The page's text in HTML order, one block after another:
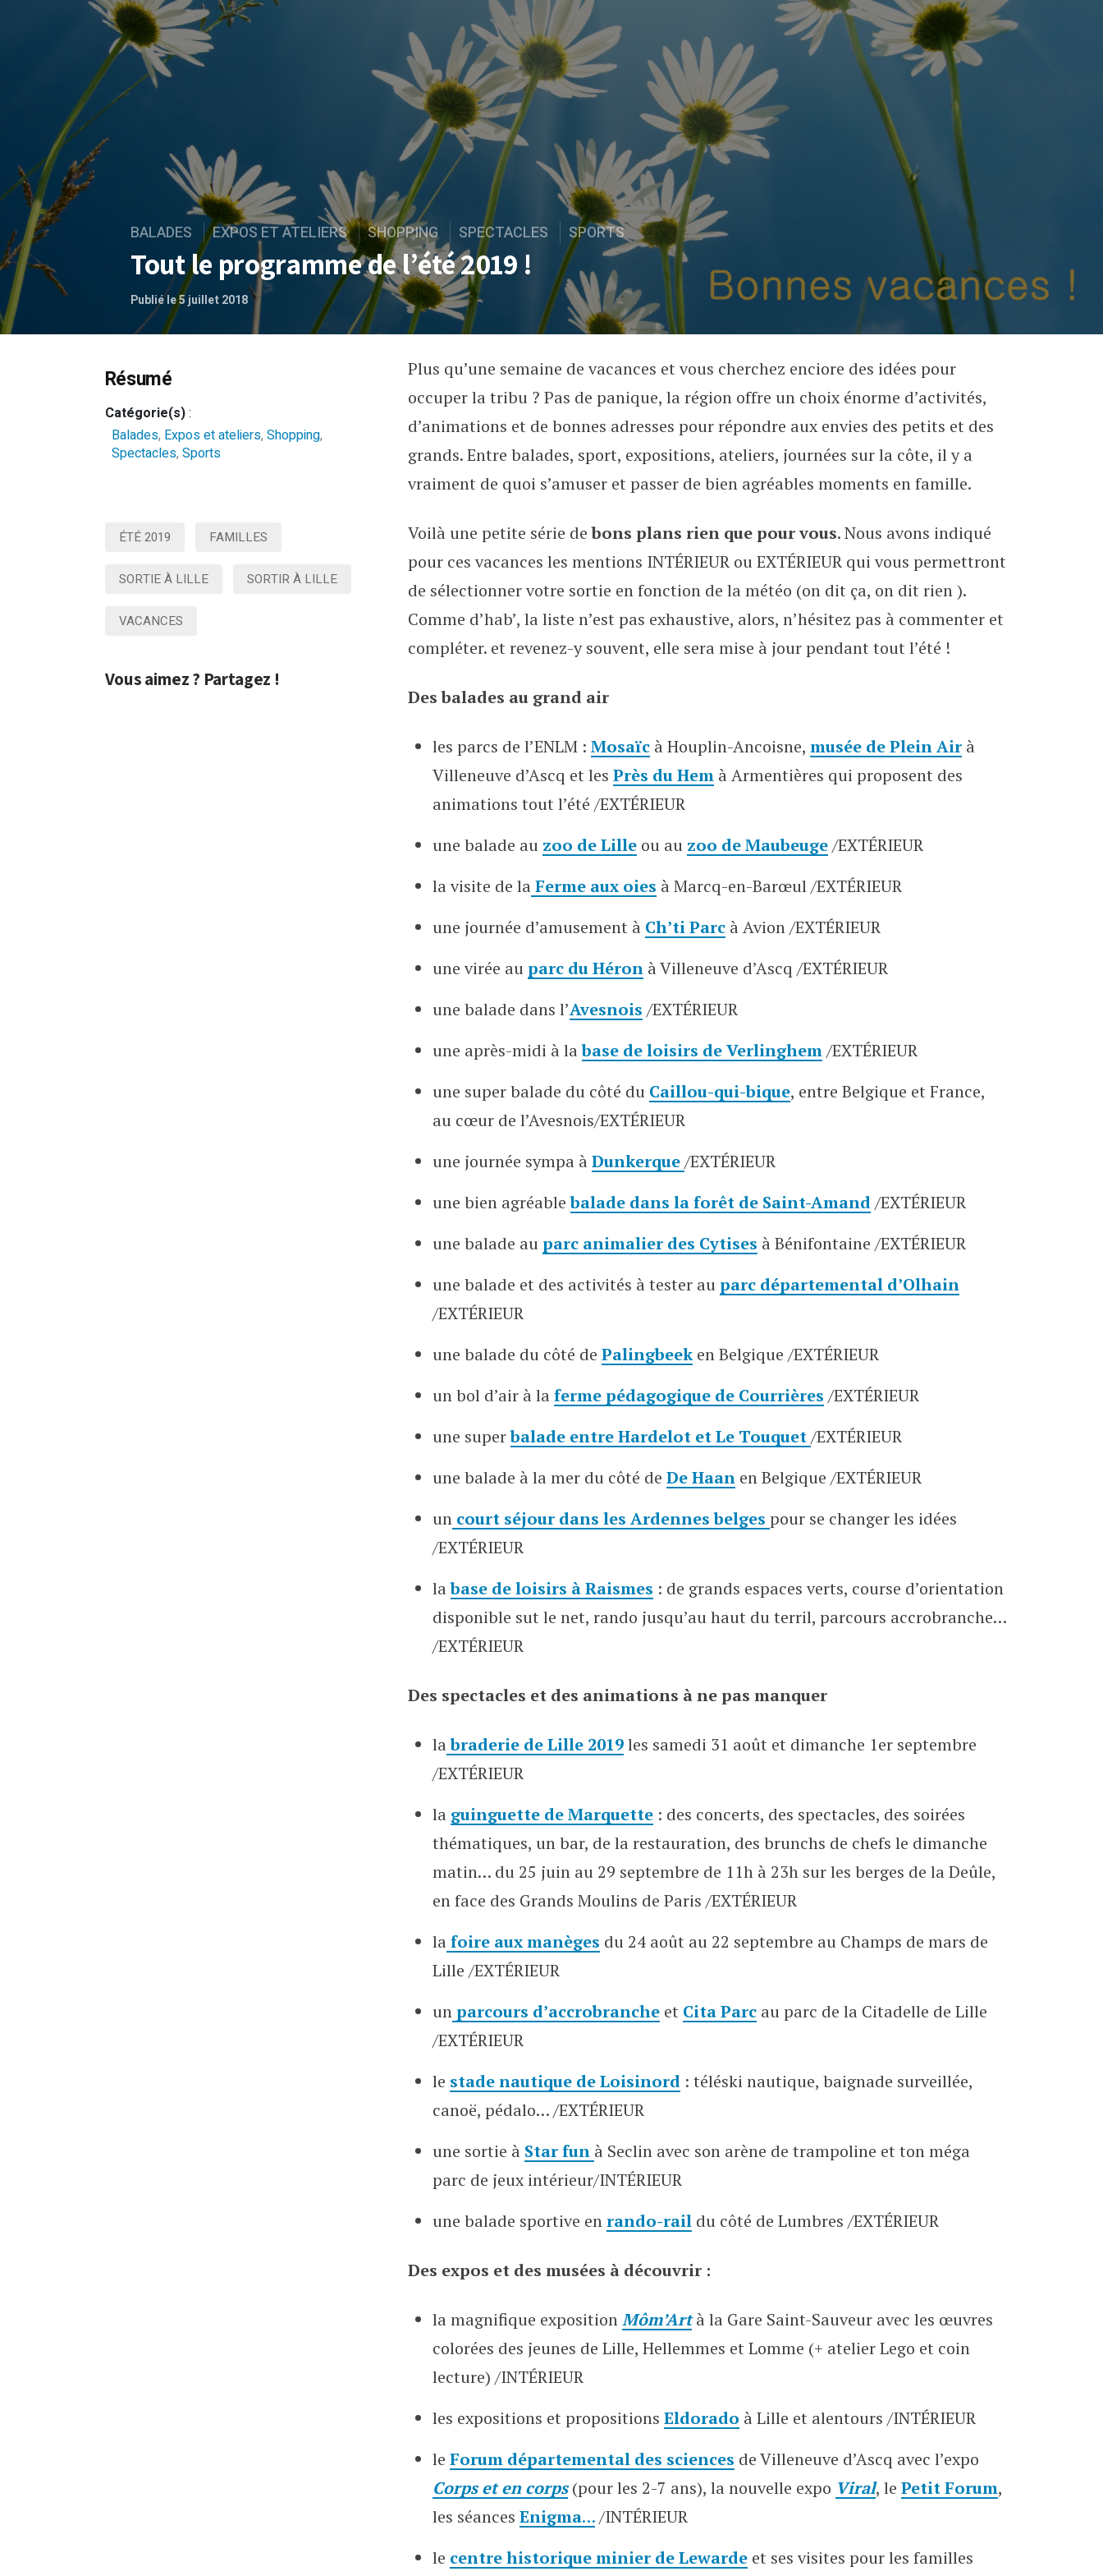
BALADES EXPOS ET ATELIERS SHOPPING SPECTACLES SPORTS
Tout le programme de l’été 2019 !
Publié le 5 juillet 2018
Tout le programme de l’été 2019 !
Plus qu’une semaine de vacances et vous cherchez enciore des idées pour
occuper la tribu ? Pas de panique, la région offre un choix énorme d’activités,
d’animations et de bonnes adresses pour répondre aux envies des petits et des
grands. Entre balades, sport, expositions, ateliers, journées sur la côte, il y a
vraiment de quoi s’amuser et passer de bien agréables moments en famille.
Voilà une petite série debons plans rien que pour vous. Nous avons indiqué
pour ces vacances les mentions INTÉRIEUR ou EXTÉRIEUR qui vous permettront
de sélectionner votre sortie en fonction de la météo (on dit ça, on dit rien ).
Comme d’hab’, la liste n’est pas exhaustive, alors, n’hésitez pas à commenter et
compléter. et revenez-y souvent, elle sera mise à jour pendant tout l’été !
Des balades au grand air
les parcs de l’ENLM : Mosaïc à Houplin-Ancoisne, musée de Plein Air à
Villeneuve d’Ascq et les Près du Hem à Armentières qui proposent des
animations tout l’été /EXTÉRIEUR
une balade au zoo de Lille ou au zoo de Maubeuge/EXTÉRIEUR
la visite de la Ferme aux oies à Marcq-en-Barœul /EXTÉRIEUR
une journée d’amusement à Ch’ti Parc à Avion /EXTÉRIEUR
une virée au parc du Héron à Villeneuve d’Ascq /EXTÉRIEUR
une balade dans l’Avesnois /EXTÉRIEUR
une après-midi à labase de loisirs de Verlinghem/EXTÉRIEUR
une super balade du côté du Caillou-qui-bique, entre Belgique et France,
au cœur de l’Avesnois/EXTÉRIEUR
une journée sympa à Dunkerque/EXTÉRIEUR
une bien agréablebalade dans la forêt de Saint-Amand/EXTÉRIEUR
une balade au parc animalier des Cytises à Bénifontaine /EXTÉRIEUR
une balade et des activités à tester au parc départemental d’Olhain
/EXTÉRIEUR
une balade du côté de Palingbeeken Belgique /EXTÉRIEUR
un bol d’air à la ferme pédagogique de Courrières /EXTÉRIEUR
une superbalade entre Hardelot et Le Touquet/EXTÉRIEUR
une balade à la mer du côté de De Haan en Belgique /EXTÉRIEUR
un court séjour dans les Ardennes belges pour se changer les idées
/EXTÉRIEUR
labase de loisirs à Raismes : de grands espaces verts, course d’orientation
disponible sut le net, rando jusqu’au haut du terril, parcours accrobranche…
/EXTÉRIEUR
Des spectacles et des animations à ne pas manquer
labraderie de Lille 2019les samedi 31 août et dimanche 1er septembre
/EXTÉRIEUR
la guinguette de Marquette : des concerts, des spectacles, des soirées
thématiques, un bar, de la restauration, des brunchs de chefs le dimanche
matin… du 25 juin au 29 septembre de 11h à 23h sur les berges de la Deûle,
en face des Grands Moulins de Paris /EXTÉRIEUR
la foire aux manèges du 24 août au 22 septembre au Champs de mars de
Lille /EXTÉRIEUR
unparcours d’accrobranche et Cita Parc au parc de la Citadelle de Lille
/EXTÉRIEUR
le stade nautique de Loisinord : téléski nautique, baignade surveillée,
canoë, pédalo… /EXTÉRIEUR
une sortie à Star fun à Seclin avec son arène de trampoline et ton méga
parc de jeux intérieur/INTÉRIEUR
une balade sportive enrando-rail du côté de Lumbres /EXTÉRIEUR
Des expos et des musées à découvrir :
la magnifique expositionMôm’Artà la Gare Saint-Sauveur avec les œuvres
colorées des jeunes de Lille, Hellemmes et Lomme (+ atelier Lego et coin
lecture) /INTÉRIEUR
les expositions et propositions Eldorado à Lille et alentours /INTÉRIEUR
le Forum départemental des sciences de Villeneuve d’Ascq avec l’expo
Corps et en corps(pour les 2-7 ans), la nouvelle expo Viral, le Petit Forum,
les séances Enigma…/INTÉRIEUR
le centre historique minier de Lewarde et ses visites pour les familles
Résumé
Catégorie(s):
Balades, Expos et ateliers, Shopping,
Spectacles, Sports
ÉTÉ 2019 FAMILLES
SORTIE À LILLE SORTIR À LILLE
VACANCES
Vous aimez ? Partagez !